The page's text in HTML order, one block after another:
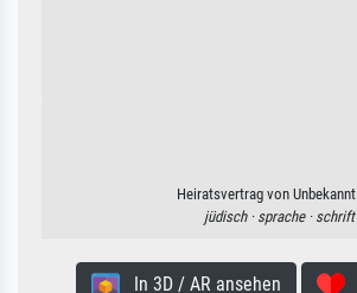
Heiratsvertrag von
jüdisch · sprache · schrift
In 3D / AR ansehen